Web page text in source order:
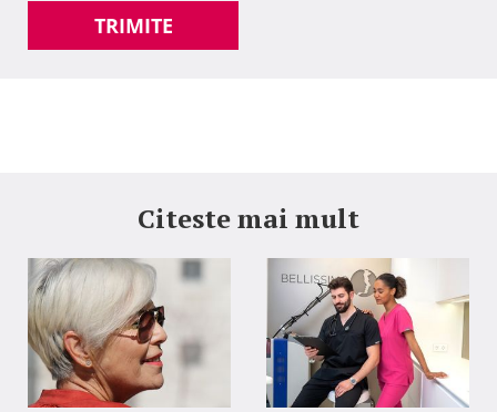
TRIMITE
Citeste mai mult